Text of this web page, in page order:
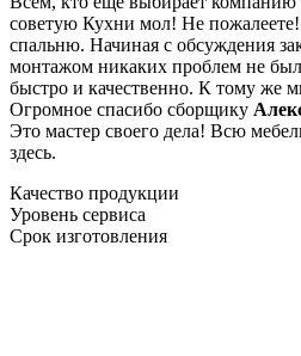
советую Кухни мол! Не
спальню. Начиная с обсуждения
монтажом никаких проблем не
быстро и качественно. К тому же
Огромное спасибо сборщику
Это мастер своего дела! Всю
здесь.
Качество продукции
Уровень сервиса
Срок изготовления